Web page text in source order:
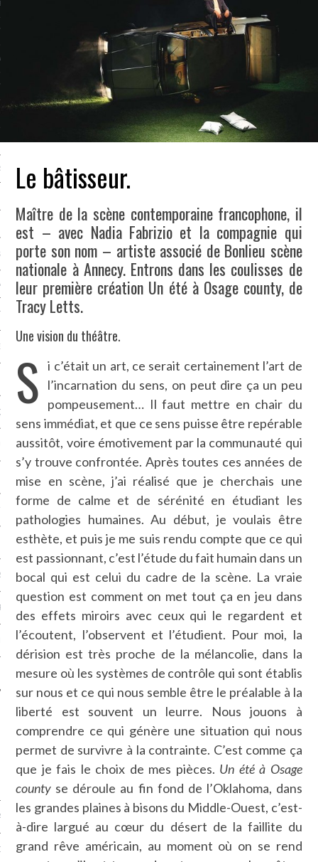
GUERRE
EN VOD
CARAVELLE
PODCAST
Le bâtisseur.
Maître de la scène contemporaine francophone, il
est – avec Nadia Fabrizio et la compagnie qui
porte son nom – artiste associé de Bonlieu scène
nationale à Annecy. Entrons dans les coulisses de
leur première création Un été à Osage county, de
Tracy Letts.
Une vision du théâtre.
S
i c’était un art, ce serait certainement l’art de
l’incarnation du sens, on peut dire ça un peu
pompeusement… Il faut mettre en chair du
sens immédiat, et que ce sens puisse être repérable
aussitôt, voire émotivement par la communauté qui
s’y trouve confrontée. Après toutes ces années de
mise en scène, j’ai réalisé que je cherchais une
forme de calme et de sérénité en étudiant les
pathologies humaines. Au début, je voulais être
esthète, et puis je me suis rendu compte que ce qui
est passionnant, c’est l’étude du fait humain dans un
bocal qui est celui du cadre de la scène. La vraie
question est comment on met tout ça en jeu dans
des effets miroirs avec ceux qui le regardent et
l’écoutent, l’observent et l’étudient. Pour moi, la
dérision est très proche de la mélancolie, dans la
mesure où les systèmes de contrôle qui sont établis
sur nous et ce qui nous semble être le préalable à la
liberté est souvent un leurre. Nous jouons à
comprendre ce qui génère une situation qui nous
permet de survivre à la contrainte. C’est comme ça
que je fais le choix de mes pièces. Un été à Osage
county se déroule au fin fond de l’Oklahoma, dans
les grandes plaines à bisons du Middle-Ouest, c’est-
à-dire largué au cœur du désert de la faillite du
grand rêve américain, au moment où on se rend